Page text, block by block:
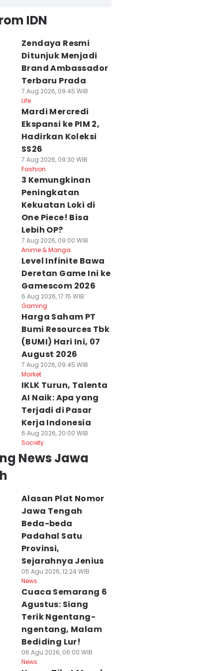
IDN
Zendaya Resmi
Ditunjuk Menjadi
Brand Ambassador
Terbaru Prada
7 Aug 2026, 09:45 WIB
Life
Mardi Mercredi
Ekspansi ke PIM 2,
Hadirkan Koleksi
SS26
7 Aug 2026, 09:30 WIB
Fashion
3 Kemungkinan
Peningkatan
Kekuatan Loki di
One Piece! Bisa
Lebih OP?
7 Aug 2026, 09:00 WIB
Anime & Manga
Level Infinite Bawa
Deretan Game Ini ke
Gamescom 2026
6 Aug 2026, 17:15 WIB
Gaming
Harga Saham PT
Bumi Resources Tbk
(BUMI) Hari Ini, 07
August 2026
7 Aug 2026, 09:45 WIB
Market
IKLK Turun, Talenta
AI Naik: Apa yang
Terjadi di Pasar
Kerja Indonesia
6 Aug 2026, 20:00 WIB
Society
News Jawa
Alasan Plat Nomor
Jawa Tengah
Beda-beda
Padahal Satu
Provinsi,
Sejarahnya Jenius
05 Agu 2026, 12:24 WIB
News
Cuaca Semarang 6
Agustus: Siang
Terik Ngentang-
ngentang, Malam
Bediding Lur!
06 Agu 2026, 06:00 WIB
News